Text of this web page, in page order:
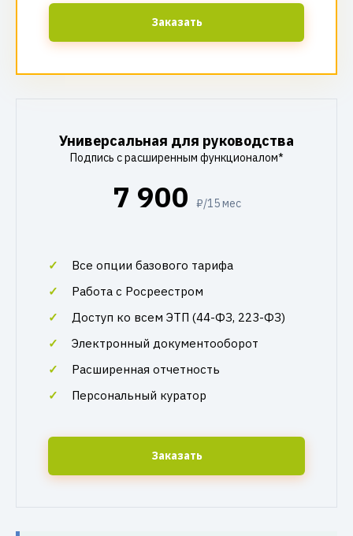
Заказать
Универсальная для руководства
Подпись с расширенным функционалом*
7 900 ₽/15 мес
Все опции базового тарифа
Работа с Росреестром
Доступ ко всем ЭТП (44-ФЗ, 223-ФЗ)
Электронный документооборот
Расширенная отчетность
Персональный куратор
Заказать